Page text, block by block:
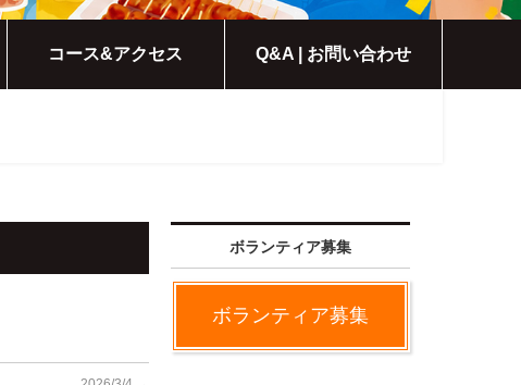
コース&アクセス Q&A | お問い合わせ
ボランティア募集
ボランティア募集